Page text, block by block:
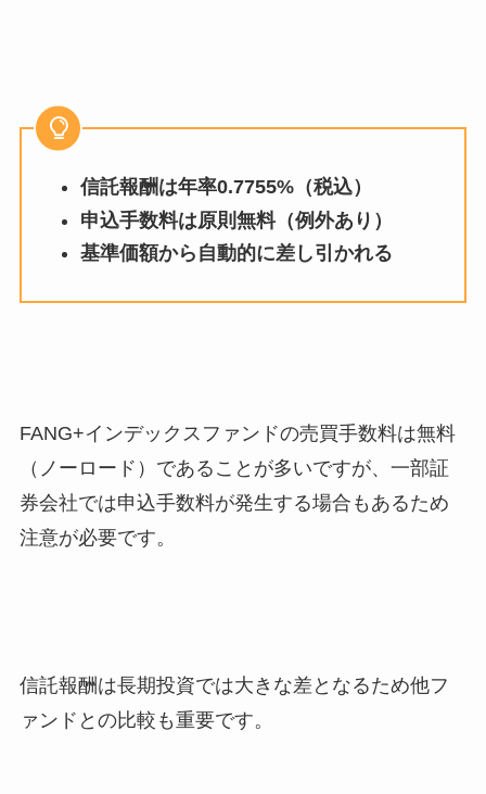
信託報酬は年率0.7755%（税込）
申込手数料は原則無料（例外あり）
基準価額から自動的に差し引かれる
FANG+インデックスファンドの売買手数料は無料
（ノーロード）であることが多いですが、一部証
券会社では申込手数料が発生する場合もあるため
注意が必要です。
信託報酬は長期投資では大きな差となるため他フ
ァンドとの比較も重要です。